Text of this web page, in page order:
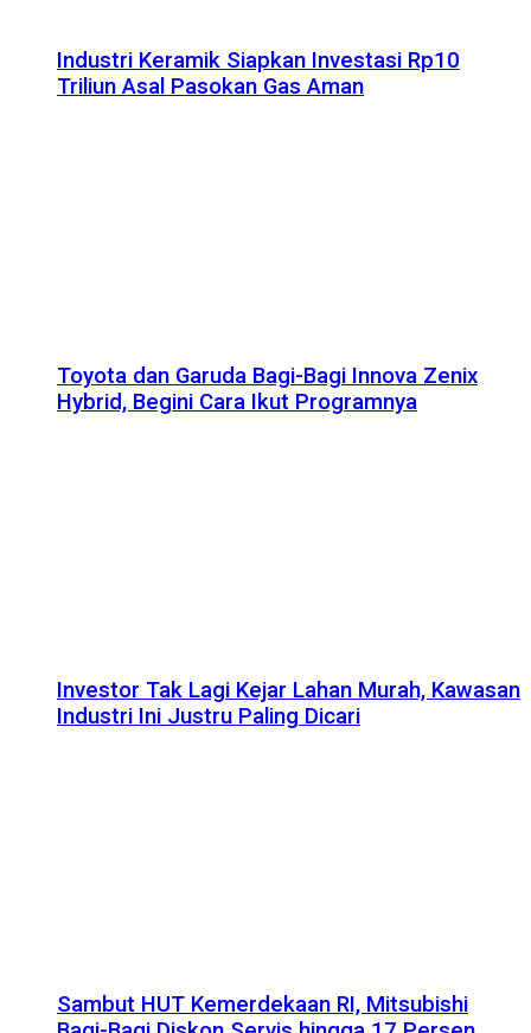
Industri Keramik Siapkan Investasi Rp10
Triliun Asal Pasokan Gas Aman
Toyota dan Garuda Bagi-Bagi Innova Zenix
Hybrid, Begini Cara Ikut Programnya
Investor Tak Lagi Kejar Lahan Murah, Kawasan
Industri Ini Justru Paling Dicari
Sambut HUT Kemerdekaan RI, Mitsubishi